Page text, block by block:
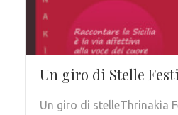
Un giro di Stelle
Un giro di stelleThrinakìa